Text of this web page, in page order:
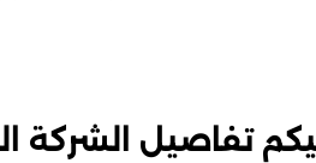
اليكم تفاصيل